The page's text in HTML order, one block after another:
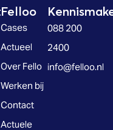
Felloo
Cases
Actueel
Over Fello
Werken bij
Contact
Actuele
088 200
2400
info@felloo.nl